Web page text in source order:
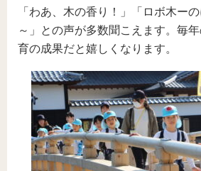
「わあ、木の香り！」「ロボ木ー
～」との声が多数聞こえます。毎
育の成果だと嬉しくなります。